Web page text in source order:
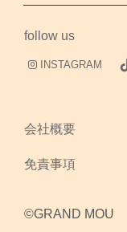
follow us
INSTAGRAM
会社概要
免責事項
©GRAND MOU